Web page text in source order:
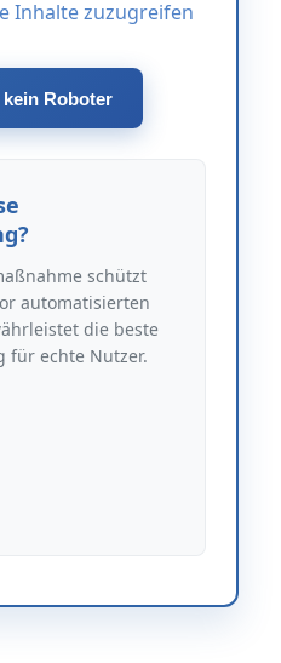
Inhalte zuzugreifen
kein Roboter
schützt
automatisierten
die beste
für echte Nutzer.